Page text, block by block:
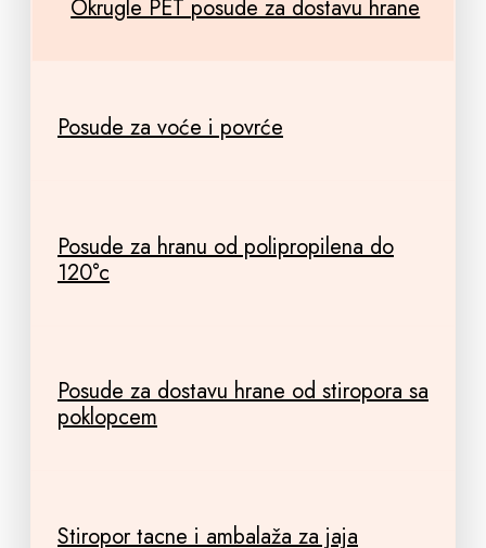
Okrugle PET posude za dostavu hrane
Posude za voće i povrće
Posude za hranu od polipropilena do
120°c
Posude za dostavu hrane od stiropora sa
poklopcem
Stiropor tacne i ambalaža za jaja